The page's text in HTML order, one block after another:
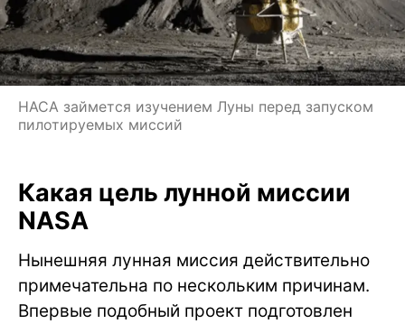
НАСА займется изучением Луны перед запуском
пилотируемых миссий
Какая цель лунной миссии
NASA
Нынешняя лунная миссия действительно
примечательна по нескольким причинам.
Впервые подобный проект подготовлен